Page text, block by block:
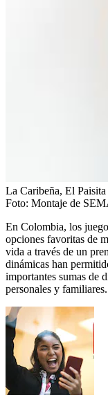
La Caribeña, El
Foto: Montaje de
En Colombia, los
opciones favoritas de
vida a través de un
dinámicas han
importantes sumas de
personales y familiares.